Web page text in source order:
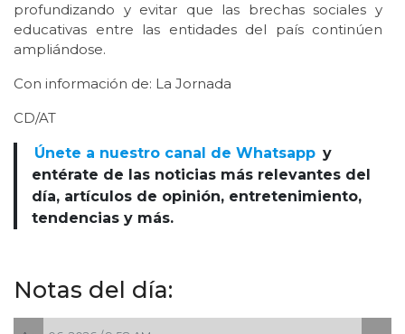
profundizando y evitar que las brechas sociales y
educativas entre las entidades del país continúen
ampliándose.
Con información de: La Jornada
CD/AT
Únete a nuestro canal de Whatsapp y
entérate de las noticias más relevantes del
día, artículos de opinión, entretenimiento,
tendencias y más.
Notas del día: